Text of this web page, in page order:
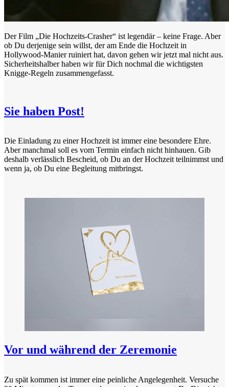
Der Film „Die Hochzeits-Crasher“ ist legendär – keine Frage. Aber
ob Du derjenige sein willst, der am Ende die Hochzeit in
Hollywood-Manier ruiniert hat, davon gehen wir jetzt mal nicht aus.
Sicherheitshalber haben wir für Dich nochmal die wichtigsten
Knigge-Regeln zusammengefasst.
Sie haben Post!
Die Einladung zu einer Hochzeit ist immer eine besondere Ehre.
Aber manchmal soll es vom Termin einfach nicht hinhauen. Gib
deshalb verlässlich Bescheid, ob Du an der Hochzeit teilnimmst und
wenn ja, ob Du eine Begleitung mitbringst.
Vor und während der Zeremonie
Zu spät kommen ist immer eine peinliche Angelegenheit. Versuche